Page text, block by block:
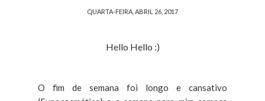
QUARTA-FEIRA, ABRIL 26, 2017
Hello Hello :)
O fim de semana foi longo e cansativo